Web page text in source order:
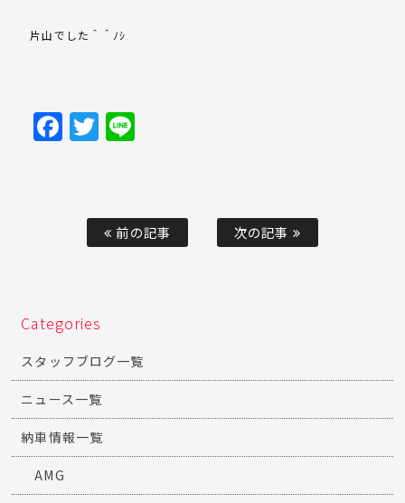
片山でした＾＾ﾉｼ
Facebook
Twitter
前の記事 次の記事
Categories
スタッフブログ一覧
ニュース一覧
納車情報一覧
AMG